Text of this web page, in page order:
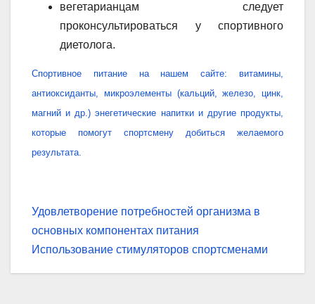
вегетарианцам следует
проконсультироваться у спортивного
диетолога.
Спортивное питание на нашем сайте: витамины,
антиоксиданты, микроэлементы (кальций, железо, цинк,
магний и др.) энегетические напитки и другие продукты,
которые помогут спортсмену добиться желаемого
результата.
Навігація
записів
Удовлетворение потребностей организма в
основных компонентах питания
Использование стимуляторов спортсменами